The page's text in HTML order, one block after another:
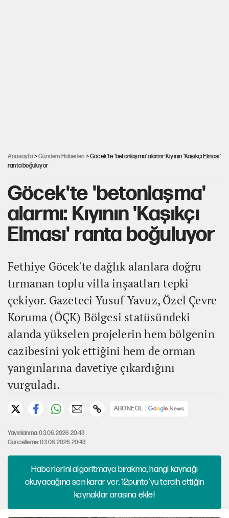
Anasayfa >Gündem Haberleri > Göcek'te 'betonlaşma' alarmı: Kıyının 'Kaşıkçı Elması'
ranta boğuluyor
Göcek'te 'betonlaşma'
alarmı: Kıyının 'Kaşıkçı
Elması' ranta boğuluyor
Fethiye Göcek'te dağlık alanlara doğru
tırmanan toplu villa inşaatları tepki
çekiyor. Gazeteci Yusuf Yavuz, Özel Çevre
Koruma (ÖÇK) Bölgesi statüsündeki
alanda yükselen projelerin hem bölgenin
cazibesini yok ettiğini hem de orman
yangınlarına davetiye çıkardığını
vurguladı.
ABONE OL
Yayınlanma: 03.06.2026 20:43
Güncelleme: 03.06.2026 20:43
Haberlerini algoritmaya bırakma, hangi kaynağı
okuyacağına sen karar ver. 12punto'yu tercih ettiğin
kaynaklar arasına ekle!